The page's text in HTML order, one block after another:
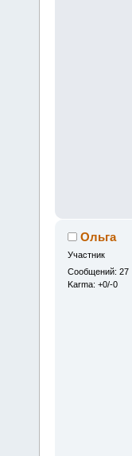
Ольга
Участник
Сообщений: 27
Karma: +0/-0